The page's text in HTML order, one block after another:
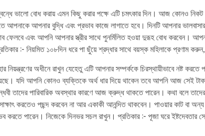
বোধ করায় এমন কিছু করার পক্ষে এটি চমৎকার দিন। আজ কোনও নিকট
আপনার বুদ্ধি এবং প্রভাব কাজে লাগাতে হবে। দিনটি আপনার ভালবাসার
এবং আপনি আপনার স্ত্রীর সাথে পুনর্মিলিত হওয়া দুরূহ বোধ করবেন।
:- নিয়মিত ১০৮দিন ধরে পা ছুঁয়ে শ্রদ্ধার সাথে বয়স্ক মহিলাকে প্রণাম
অধীনে রাখুন যেহেতু এটি আপনার সম্পর্ককে চিরস্থায়ীভাবে নষ্ট
যদি আপনি কোনও ব্যক্তিকে অর্থ ধার দিয়ে থাকেন তবে আপনি আজ সেই
তাদের পারিবারিক অবস্থার কারণে আজ ক্রুদ্ধ থাকতে পারেন। কথা বলে
করতেও পছন্দ করবেন না আর একাকী আনন্দিত থাকবেন। পাওয়ার কাট বা
পারেন। নিজেকে দিনভর সচল রাখুন। প্রতিকার :- পূজা ঘরে ইষ্টদেবতার